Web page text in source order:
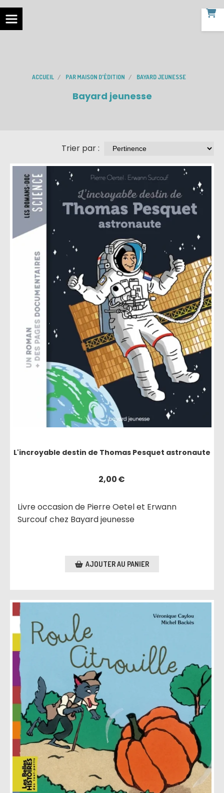
ACCUEIL PAR MAISON D'ÉDITION BAYARD JEUNESSE
Bayard jeunesse
Trier par :
L'incroyable destin de Thomas Pesquet astronaute
2,00€
Livre occasion de Pierre Oetel et Erwann
Surcouf chez Bayard jeunesse
AJOUTER AU PANIER